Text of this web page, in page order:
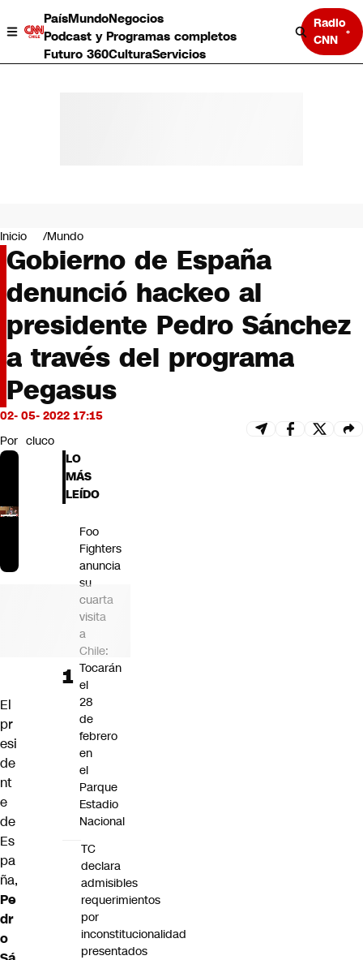
PaísMundoNegocios
Podcast y Programas completos
Futuro 360CulturaServicios
Radio
CNN
Negocios
Deportes
Programas completos
Cultura
Servicios
Bits
CNN tiempo
Futuro 360
Opinión
Inicio Mundo
Gobierno de España
denunció hackeo al
presidente Pedro Sánchez
a través del programa
Pegasus
02- 05- 2022 17:15
Por cluco
El
pr
esi
de
nt
e
de
Es
pa
ña,
Pe
dr
o
LO
MÁS
LEÍDO
Foo
Fighters
anuncia
su
cuarta
visita
a
Chile:
Tocarán
el
28
de
febrero
en
el
Parque
Estadio
Nacional
TC
declara
admisibles
requerimientos
por
inconstitucionalidad
presentados